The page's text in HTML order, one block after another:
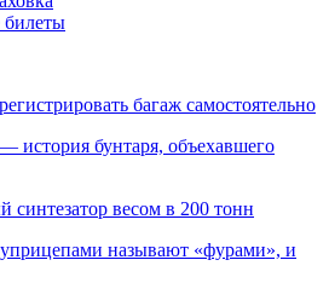
багаж самостоятельно
история бунтаря, объехавшего
синтезатор весом в 200 тонн
называют «фурами», и